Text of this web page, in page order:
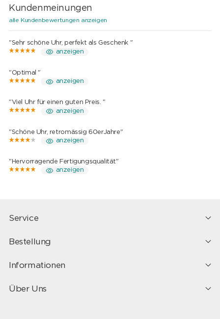
Kundenmeinungen
alle Kundenbewertungen anzeigen
"Sehr schöne Uhr, perfekt als Geschenk "
anzeigen
"Optimal "
anzeigen
"Viel Uhr für einen guten Preis. "
anzeigen
"Schöne Uhr, retromässig 60erJahre"
anzeigen
"Hervorragende Fertigungsqualität"
anzeigen
Service
Bestellung
Informationen
Über Uns